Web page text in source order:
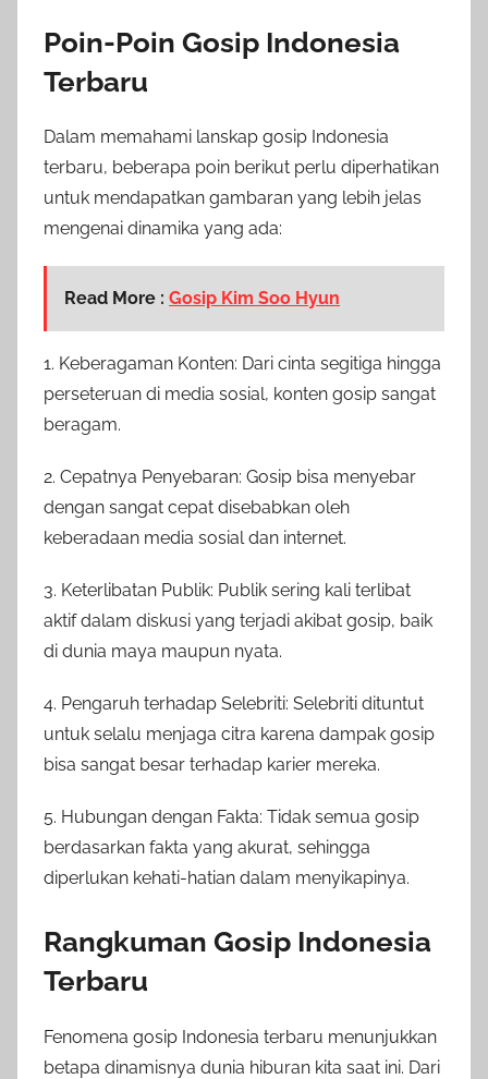
Poin-Poin Gosip Indonesia
Terbaru
Dalam memahami lanskap gosip Indonesia
terbaru, beberapa poin berikut perlu diperhatikan
untuk mendapatkan gambaran yang lebih jelas
mengenai dinamika yang ada:
Read More : Gosip Kim Soo Hyun
1. Keberagaman Konten: Dari cinta segitiga hingga
perseteruan di media sosial, konten gosip sangat
beragam.
2. Cepatnya Penyebaran: Gosip bisa menyebar
dengan sangat cepat disebabkan oleh
keberadaan media sosial dan internet.
3. Keterlibatan Publik: Publik sering kali terlibat
aktif dalam diskusi yang terjadi akibat gosip, baik
di dunia maya maupun nyata.
4. Pengaruh terhadap Selebriti: Selebriti dituntut
untuk selalu menjaga citra karena dampak gosip
bisa sangat besar terhadap karier mereka.
5. Hubungan dengan Fakta: Tidak semua gosip
berdasarkan fakta yang akurat, sehingga
diperlukan kehati-hatian dalam menyikapinya.
Rangkuman Gosip Indonesia
Terbaru
Fenomena gosip Indonesia terbaru menunjukkan
betapa dinamisnya dunia hiburan kita saat ini. Dari